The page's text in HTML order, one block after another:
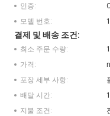
인증:
모델 번호:
결제 및 배송 조건:
최소 주문 수량:
1
가격:
포장 세부 사항:
배달 시간:
지불 조건: